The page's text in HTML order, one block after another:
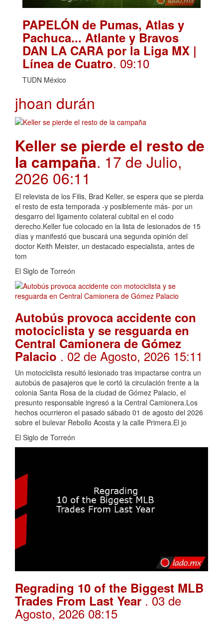
PAPELÓN de Pumas, Atlas y
Pachuca... Atlante y Bravos
DAN LA CARA por la Liga MX |
Línea de Cuatro. 09:10
TUDN México
jhoan durán
Keller se pierde el resto de
la campaña. 17 de Julio,
2026 06:11
El relevista de los Filis, Brad Keller, se espera que se pierda
el resto de esta temporada -y posiblemente más- por un
desgarro del ligamento colateral cubital en el codo
derecho.Keller fue colocado en la lista de lesionados de 15
días y manifestó que buscará una segunda opinión del
doctor Keith Meister, un destacado especialista, antes de
tom
El Siglo de Torreón
Autobús provoca accidente con
motociclista y se resguarda en
Central Camionera de Gómez
Palacio . 02 de Agosto, 2026 15:11
Un motociclista resultó lesionado tras impactarse contra un
autobús de pasajeros que le cortó la circulación frente a la
colonia Santa Rosa de la ciudad de Gómez Palacio, el
presunto responsable ingresó a la Central Camionera.Los
hechos ocurrieron el pasado sábado 01 de agosto del 2026
sobre el bulevar Rebollo Acosta y la calle Primera.El jo
El Siglo de Torreón
Regrading 10 of the Biggest MLB
Trades From Last Year. 03 de
Agosto, 2026 08:15